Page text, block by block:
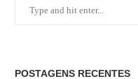
POSTAGENS RECENTES